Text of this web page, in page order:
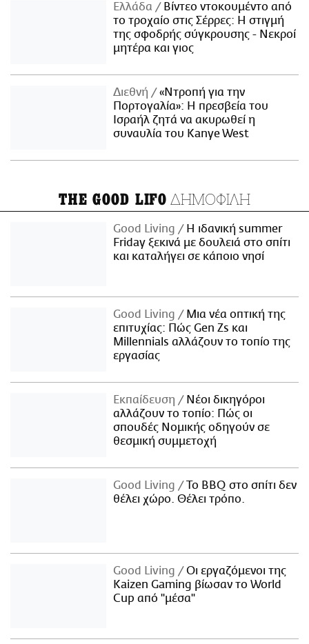
Ελλάδα
Βίντεο ντοκουμέντο από
το τροχαίο στις Σέρρες: Η στιγμή
της σφοδρής σύγκρουσης - Νεκροί
μητέρα και γιος
Διεθνή
«Ντροπή για την
Πορτογαλία»: Η πρεσβεία του
Ισραήλ ζητά να ακυρωθεί η
συναυλία του Kanye West
THE GOOD LIFO ΔΗΜΟΦΙΛΗ
Good Living
Η ιδανική summer
Friday ξεκινά με δουλειά στο σπίτι
και καταλήγει σε κάποιο νησί
Good Living
Μια νέα οπτική της
επιτυχίας: Πώς Gen Zs και
Millennials αλλάζουν το τοπίο της
εργασίας
Εκπαίδευση
Νέοι δικηγόροι
αλλάζουν το τοπίο: Πώς οι
σπουδές Νομικής οδηγούν σε
θεσμική συμμετοχή
Good Living
Το BBQ στο σπίτι δεν
θέλει χώρο. Θέλει τρόπο.
Good Living
Οι εργαζόμενοι της
Kaizen Gaming βίωσαν το World
Cup από "μέσα"